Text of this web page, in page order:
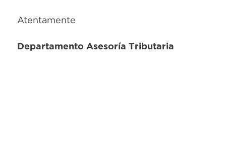
Atentamente
Departamento Asesoría Tributaria